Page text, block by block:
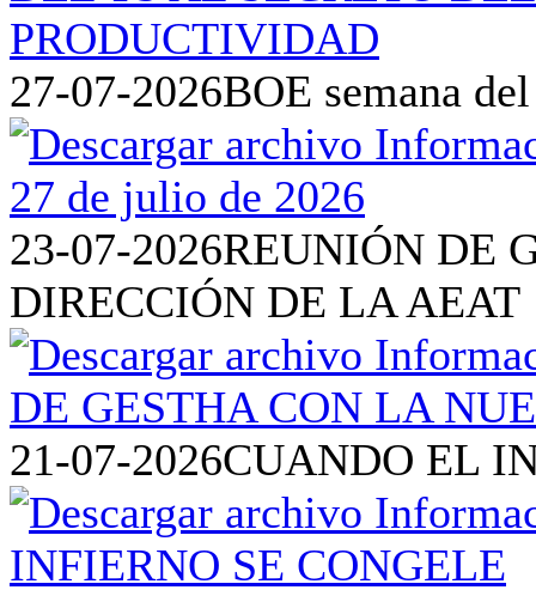
27-07-2026BOE semana
23-07-2026REUNIÓN DE
DIRECCIÓN DE LA AEAT
21-07-2026CUANDO EL